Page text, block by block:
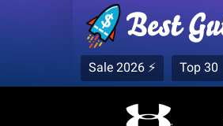
Sale 2026 ⚡ Top 30